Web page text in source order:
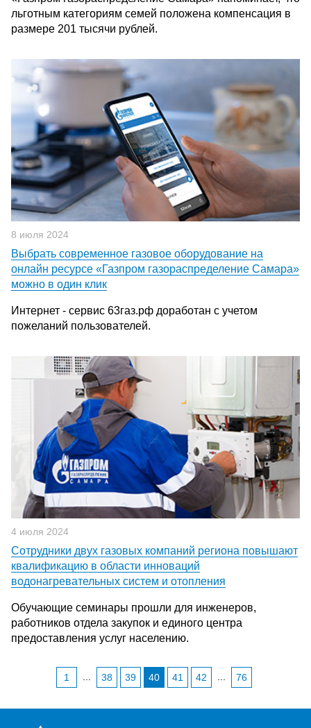
льготным категориям семей положена компенсация в
размере 201 тысячи рублей.
8 июля 2024
Выбрать современное газовое оборудование на
онлайн ресурсе «Газпром газораспределение Самара»
можно в один клик
Интернет - сервис 63газ.рф доработан с учетом
пожеланий пользователей.
4 июля 2024
Сотрудники двух газовых компаний региона повышают
квалификацию в области инноваций
водонагревательных систем и отопления
Обучающие семинары прошли для инженеров,
работников отдела закупок и единого центра
предоставления услуг населению.
1 38 39 40 41 42 76